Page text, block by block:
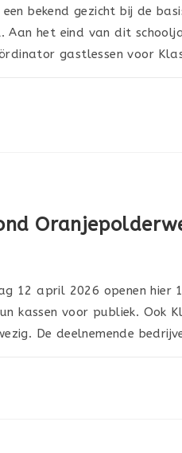
een bekend gezicht bij de
Aan het eind van dit
gastlessen voor
12 april 2026 openen hier
kassen voor publiek. Ook
De deelnemende